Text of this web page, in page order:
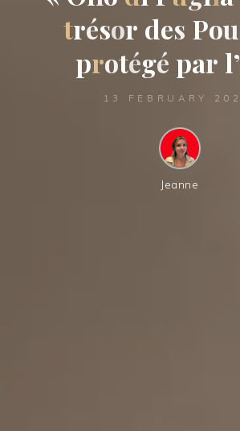
trésor des Pou
protégé par l’
13 FEBRUARY
Jeanne